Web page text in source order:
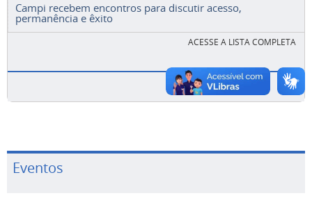
Campi recebem encontros para discutir acesso,
permanência e êxito
ACESSE A LISTA COMPLETA
Eventos